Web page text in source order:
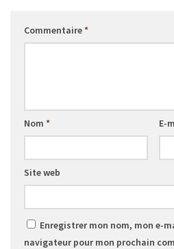
Commentaire*
Nom * E-
Site web
Enregistrer mon nom, mon e-
navigateur pour mon prochain